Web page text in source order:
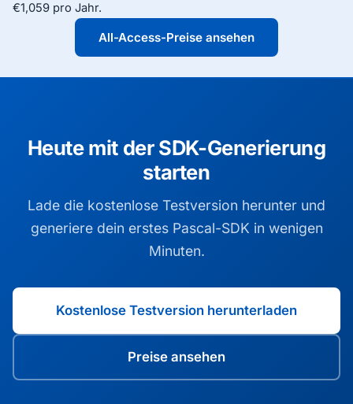
€1,059 pro Jahr.
All-Access-Preise ansehen
Heute mit der SDK-Generierung
starten
Lade die kostenlose Testversion herunter und
generiere dein erstes Pascal-SDK in wenigen
Minuten.
Kostenlose Testversion herunterladen
Preise ansehen